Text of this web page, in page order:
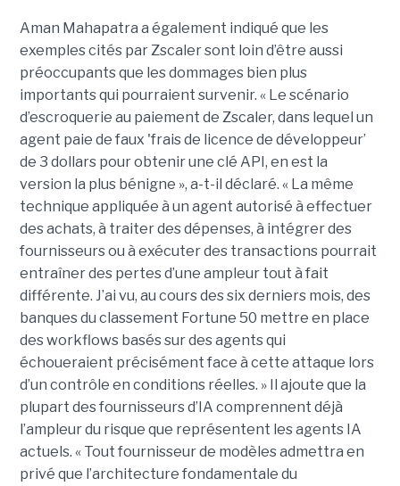
Aman Mahapatra a également indiqué que les
exemples cités par Zscaler sont loin d’être aussi
préoccupants que les dommages bien plus
importants qui pourraient survenir. « Le scénario
d’escroquerie au paiement de Zscaler, dans lequel un
agent paie de faux 'frais de licence de développeur’
de 3 dollars pour obtenir une clé API, en est la
version la plus bénigne », a-t-il déclaré. « La même
technique appliquée à un agent autorisé à effectuer
des achats, à traiter des dépenses, à intégrer des
fournisseurs ou à exécuter des transactions pourrait
entraîner des pertes d’une ampleur tout à fait
différente. J’ai vu, au cours des six derniers mois, des
banques du classement Fortune 50 mettre en place
des workflows basés sur des agents qui
échoueraient précisément face à cette attaque lors
d’un contrôle en conditions réelles. » Il ajoute que la
plupart des fournisseurs d’IA comprennent déjà
l’ampleur du risque que représentent les agents IA
actuels. « Tout fournisseur de modèles admettra en
privé que l’architecture fondamentale du